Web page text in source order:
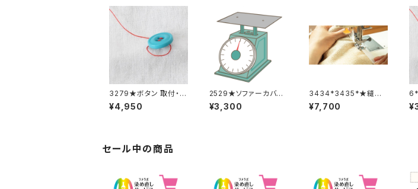
3279★ボタン 取付・取
り外し料金(15個分)
¥4,950
2529★ソファーカバー
追加料金
¥3,300
3434*3435*★縫製
代金【バックル取り外し
取り付け 2着合計分】
¥7,700
セール中の商品